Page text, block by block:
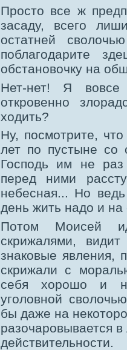
Просто все ж
засаду, всего
остатней
поблагодарите
обстановочку на
Нет-нет! Я
откровенно
ходить?
Ну, посмотрите,
лет по пустыне со
Господь им не
перед ними
небесная... Но
день жить надо и на
Потом Моисей
скрижалями,
знаковые явления,
скрижали с
себя хорошо и
уголовной
бы даже на
разочаровывается
действительности.